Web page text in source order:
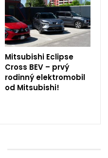
Mitsubishi Eclipse
Cross BEV – prvý
rodinný elektromobil
od Mitsubishi!